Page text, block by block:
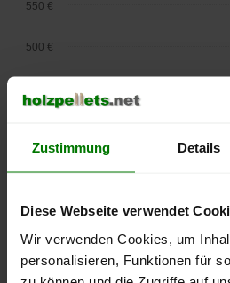
Zustimmung Details
Diese Webseite verwendet
Wir verwenden Cookies, um
personalisieren, Funktionen für
September
2025
Januar
2026
300 €
350 €
500 €
550 €